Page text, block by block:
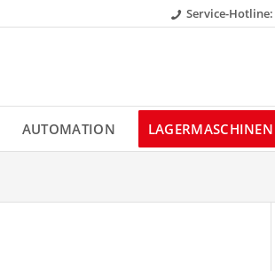
Service-Hotline:
AUTOMATION LAGERMASCHINEN